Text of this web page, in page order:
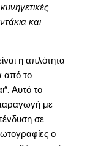
και
η απλότητα
από το
Αυτό το
με
σε
ο